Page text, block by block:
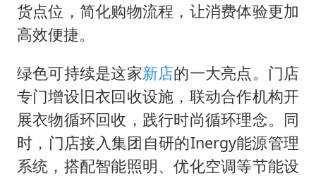
货点位，简化购物流程，让消费体验更加
高效便捷。
绿色可持续是这家新店的一大亮点。门店
专门增设旧衣回收设施，联动合作机构开
展衣物循环回收，践行时尚循环理念。同
时，门店接入集团自研的Inergy能源管理
系统，搭配智能照明、优化空调等节能设